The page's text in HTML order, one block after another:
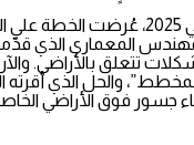
في يناير/كانون الثاني 2025، عُرضت
المعماري الذي
تتعلق بالأراضي.
والحل الذي أقرته
جسور فوق الأراضي